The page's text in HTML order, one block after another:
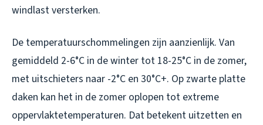
windlast versterken.
De temperatuurschommelingen zijn aanzienlijk. Van
gemiddeld 2-6°C in de winter tot 18-25°C in de zomer,
met uitschieters naar -2°C en 30°C+. Op zwarte platte
daken kan het in de zomer oplopen tot extreme
oppervlaktetemperaturen. Dat betekent uitzetten en